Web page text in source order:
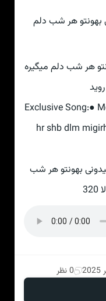
هر شب دلم میگیره
Exclusive Song:●
hr shb dlm
بهونتو هر شب
0 نظر